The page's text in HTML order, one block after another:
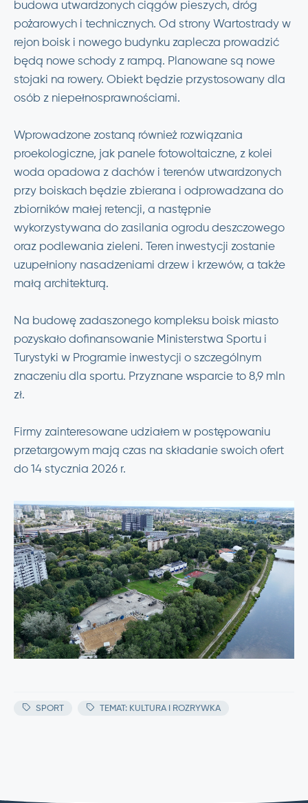
budowa utwardzonych ciągów pieszych, dróg
pożarowych i technicznych. Od strony Wartostrady w
rejon boisk i nowego budynku zaplecza prowadzić
będą nowe schody z rampą. Planowane są nowe
stojaki na rowery. Obiekt będzie przystosowany dla
osób z niepełnosprawnościami.
Wprowadzone zostaną również rozwiązania
proekologiczne, jak panele fotowoltaiczne, z kolei
woda opadowa z dachów i terenów utwardzonych
przy boiskach będzie zbierana i odprowadzana do
zbiorników małej retencji, a następnie
wykorzystywana do zasilania ogrodu deszczowego
oraz podlewania zieleni. Teren inwestycji zostanie
uzupełniony nasadzeniami drzew i krzewów, a także
małą architekturą.
Na budowę zadaszonego kompleksu boisk miasto
pozyskało dofinansowanie Ministerstwa Sportu i
Turystyki w Programie inwestycji o szczególnym
znaczeniu dla sportu. Przyznane wsparcie to 8,9 mln
zł.
Firmy zainteresowane udziałem w postępowaniu
przetargowym mają czas na składanie swoich ofert
do 14 stycznia 2026 r.
SPORT TEMAT: KULTURA I ROZRYWKA